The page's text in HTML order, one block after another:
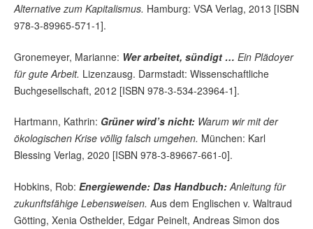
Alternative zum Kapitalismus. Hamburg: VSA Verlag, 2013 [ISBN
978-3-89965-571-1].
Gronemeyer, Marianne: Wer arbeitet, sündigt … Ein Plädoyer
für gute Arbeit. Lizenzausg. Darmstadt: Wissenschaftliche
Buchgesellschaft, 2012 [ISBN 978-3-534-23964-1].
Hartmann, Kathrin: Grüner wird’s nicht: Warum wir mit der
ökologischen Krise völlig falsch umgehen. München: Karl
Blessing Verlag, 2020 [ISBN 978-3-89667-661-0].
Hobkins, Rob: Energiewende: Das Handbuch: Anleitung für
zukunftsfähige Lebensweisen. Aus dem Englischen v. Waltraud
Götting, Xenia Osthelder, Edgar Peinelt, Andreas Simon dos